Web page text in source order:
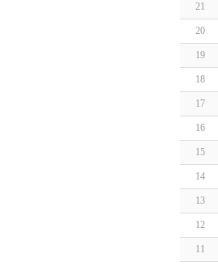
21
20
19
18
17
16
15
14
13
12
11